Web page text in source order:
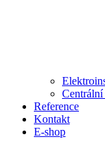
Centrální
Reference
Kontakt
E-shop